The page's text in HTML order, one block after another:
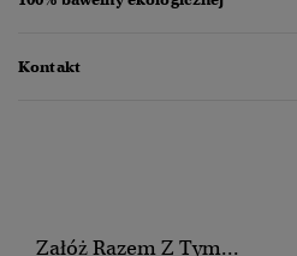
Kontakt
Załóż Razem Z Tym...